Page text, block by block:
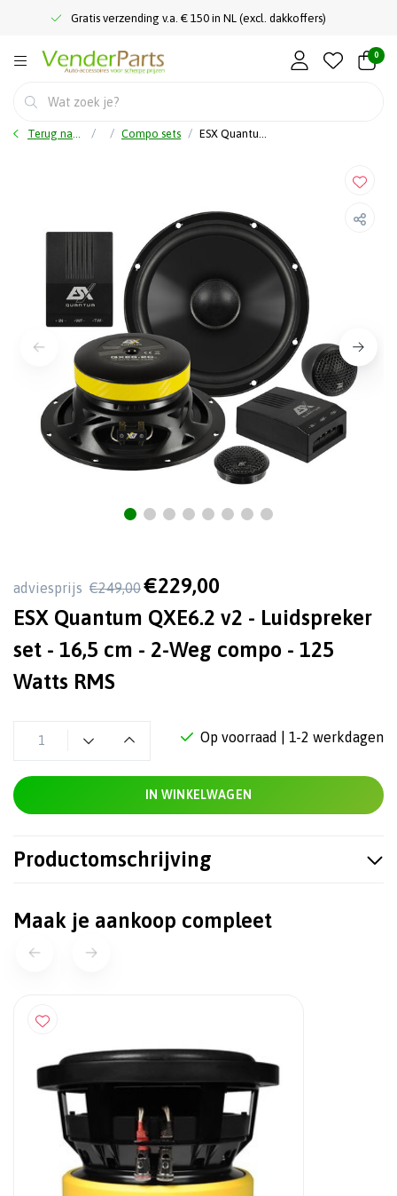
Gratis verzending v.a. € 150 in NL (excl. dakkoffers)
0
Terug naar home Compo sets ESX Quantum QXE6.2 v2 - Luidspreker set - 16,5 cm - 2-Weg compo - 125 Watts RMS
adviesprijs €249,00 €229,00
ESX Quantum QXE6.2 v2 - Luidspreker
set - 16,5 cm - 2-Weg compo - 125
Watts RMS
Op voorraad | 1-2 werkdagen
IN WINKELWAGEN
Productomschrijving
Maak je aankoop compleet